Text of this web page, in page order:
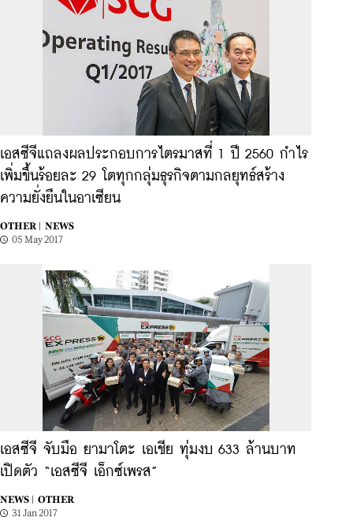
เอสซีจีแถลงผลประกอบการไตรมาสที่ 1 ปี 2560 กำไร
เพิ่มขึ้นร้อยละ 29 โตทุกกลุ่มธุรกิจตามกลยุทธ์สร้าง
ความยั่งยืนในอาเซียน
OTHER |
NEWS
05 May 2017
เอสซีจี จับมือ ยามาโตะ เอเชีย ทุ่มงบ 633 ล้านบาท
เปิดตัว “เอสซีจี เอ็กซ์เพรส”
NEWS |
OTHER
31 Jan 2017